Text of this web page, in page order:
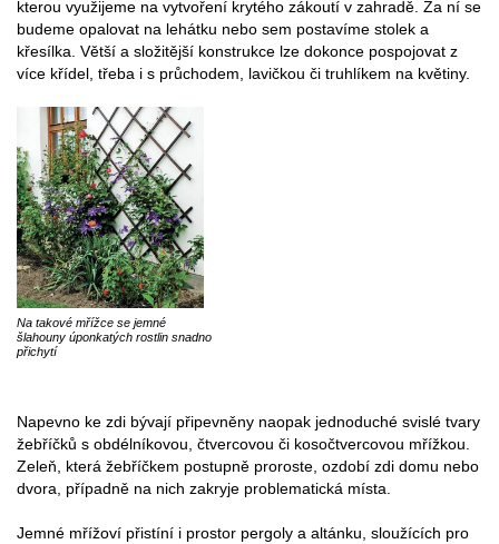
kterou využijeme na vytvoření krytého zákoutí v zahradě. Za ní se
budeme opalovat na lehátku nebo sem postavíme stolek a
křesílka. Větší a složitější konstrukce lze dokonce pospojovat z
více křídel, třeba i s průchodem, lavičkou či truhlíkem na květiny.
Na takové mřížce se jemné
šlahouny úponkatých rostlin snadno
přichytí
Napevno ke zdi bývají připevněny naopak jednoduché svislé tvary
žebříčků s obdélníkovou, čtvercovou či kosočtvercovou mřížkou.
Zeleň, která žebříčkem postupně proroste, ozdobí zdi domu nebo
dvora, případně na nich zakryje problematická místa.
Jemné mřížoví přistíní i prostor pergoly a altánku, sloužících pro